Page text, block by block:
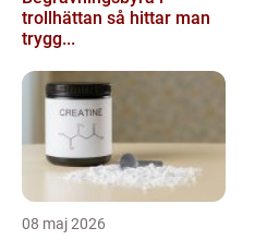
trollhättan så hittar man
trygg...
08 maj 2026